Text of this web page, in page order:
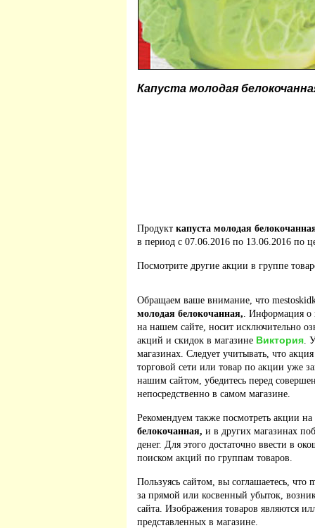
Капуста молодая
Продукт капуста молодая
в период с 07.06.2016 по 13.06.2016 по
Посмотрите другие акции в группе
Обращаем ваше внимание, что
молодая белокочанная,. Информация о
на нашем сайте, носит исключительно
акций и скидок в магазине Виктория.
магазинах. Следует учитывать, что
торговой сети или товар по акции уже
нашим сайтом, убедитесь перед
непосредственно в самом магазине.
Рекомендуем также посмотреть акции
белокочанная, и в других магазинах
денег. Для этого достаточно ввести в
поиском акций по группам товаров.
Пользуясь сайтом, вы соглашаетесь, что
за прямой или косвенный убыток,
сайта. Изображения товаров являются
представленных в магазине.